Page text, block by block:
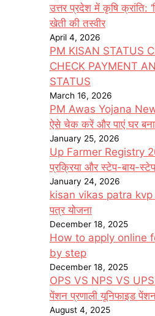
उत्तर प्रदेश में कृषि क्रांति:
खेती की तस्वीर
April 4, 2026
PM KISAN STATUS
CHECK PAYMENT
STATUS
March 16, 2026
PM Awas Yojana
ऐसे चेक करें और पाएं घर
January 25, 2026
Up Farmer Registry
प्रक्रिया और स्टेप-बाय-
January 24, 2026
kisan vikas patra kvp
पत्र योजना
December 18, 2025
How to apply online
by step
December 18, 2025
OPS VS NPS VS UPS
पेंशन प्रणाली यूनिफाइड
August 4, 2025